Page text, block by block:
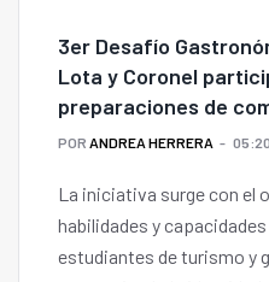
3er Desafío
Lota y Coronel
preparaciones de
POR ANDREA HERRERA
La iniciativa surge con el
habilidades y
estudiantes de turismo y